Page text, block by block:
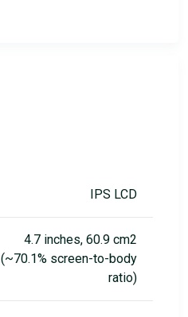
IPS LCD
4.7 inches, 60.9 cm2
(~70.1% screen-to-body
ratio)